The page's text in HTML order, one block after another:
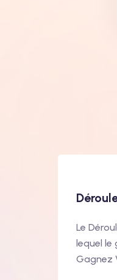
Le
lequel le
Gagnez